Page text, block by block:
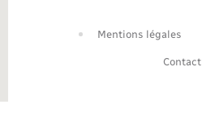
Mentions légales
Contact